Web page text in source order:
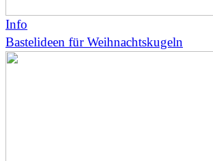
Info
Bastelideen für Weihnachtskugeln